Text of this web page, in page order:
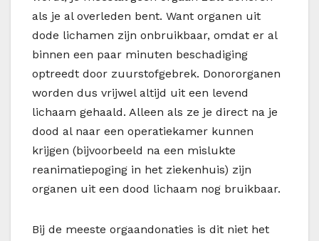
als je al overleden bent. Want organen uit
dode lichamen zijn onbruikbaar, omdat er al
binnen een paar minuten beschadiging
optreedt door zuurstofgebrek. Donororganen
worden dus vrijwel altijd uit een levend
lichaam gehaald. Alleen als ze je direct na je
dood al naar een operatiekamer kunnen
krijgen (bijvoorbeeld na een mislukte
reanimatiepoging in het ziekenhuis) zijn
organen uit een dood lichaam nog bruikbaar.
Bij de meeste orgaandonaties is dit niet het